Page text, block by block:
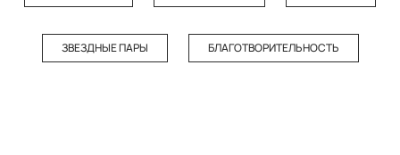
ЗВЕЗДНЫЕ ПАРЫ БЛАГОТВОРИТЕЛЬНОСТЬ